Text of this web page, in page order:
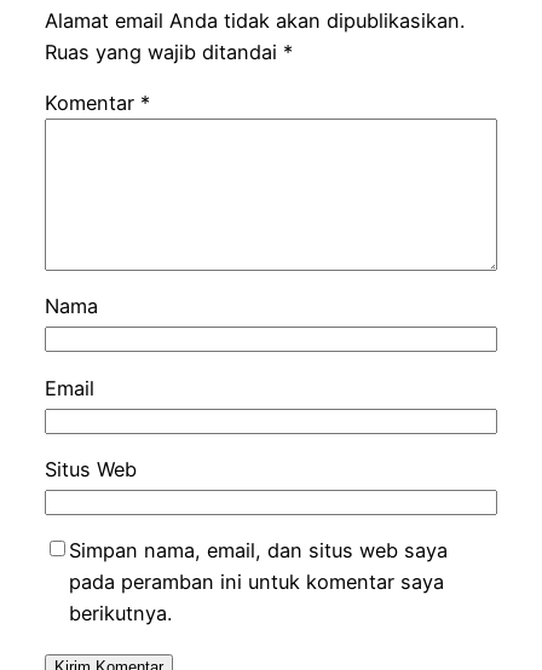
Alamat email Anda tidak akan dipublikasikan.
Ruas yang wajib ditandai *
Komentar *
Nama
Email
Situs Web
Simpan nama, email, dan situs web saya
pada peramban ini untuk komentar saya
berikutnya.